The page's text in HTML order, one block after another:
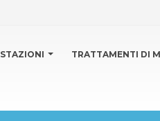
TRATTAMENTI DI